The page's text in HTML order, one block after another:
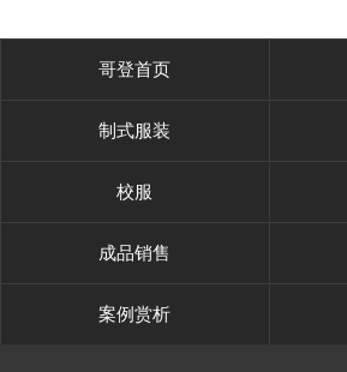
哥登首页
制式服装
校服
成品销售
案例赏析